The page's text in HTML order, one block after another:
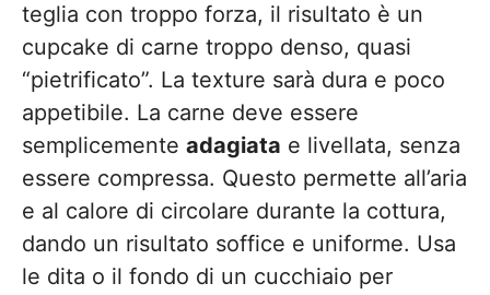
teglia con troppo forza, il risultato è un
cupcake di carne troppo denso, quasi
“pietrificato”. La texture sarà dura e poco
appetibile. La carne deve essere
semplicemente adagiata e livellata, senza
essere compressa. Questo permette all’aria
e al calore di circolare durante la cottura,
dando un risultato soffice e uniforme. Usa
le dita o il fondo di un cucchiaio per